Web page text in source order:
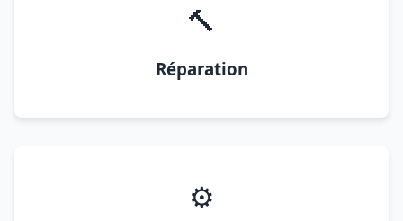
🔨
Réparation
⚙️